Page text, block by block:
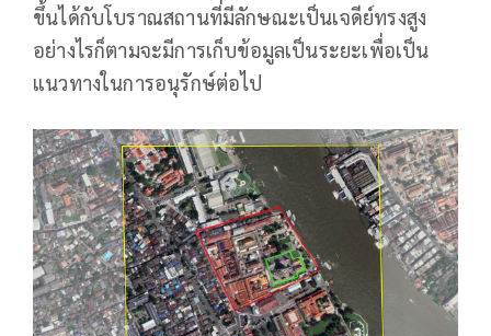
ขึ้นได้กับโบราณสถานที่มีลักษณะเป็นเจดีย์ทรงสูง
อย่างไรก็ตามจะมีการเก็บข้อมูลเป็นระยะเพื่อเป็น
แนวทางในการอนุรักษ์ต่อไป